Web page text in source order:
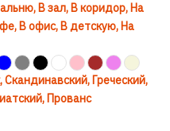
В зал В коридор На
В офис В детскую На
Скандинавский Греческий
Прованс